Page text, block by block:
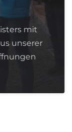
mit
unserer